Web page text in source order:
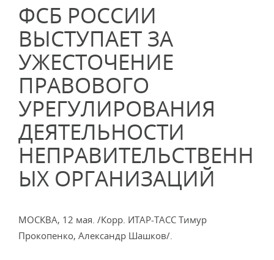
ФСБ РОССИИ
ВЫСТУПАЕТ ЗА
УЖЕСТОЧЕНИЕ
ПРАВОВОГО
УРЕГУЛИРОВАНИЯ
ДЕЯТЕЛЬНОСТИ
НЕПРАВИТЕЛЬСТВЕНН
ЫХ ОРГАНИЗАЦИЙ
МОСКВА, 12 мая. /Корр. ИТАР-ТАСС Тимур
Прокопенко, Александр Шашков/.